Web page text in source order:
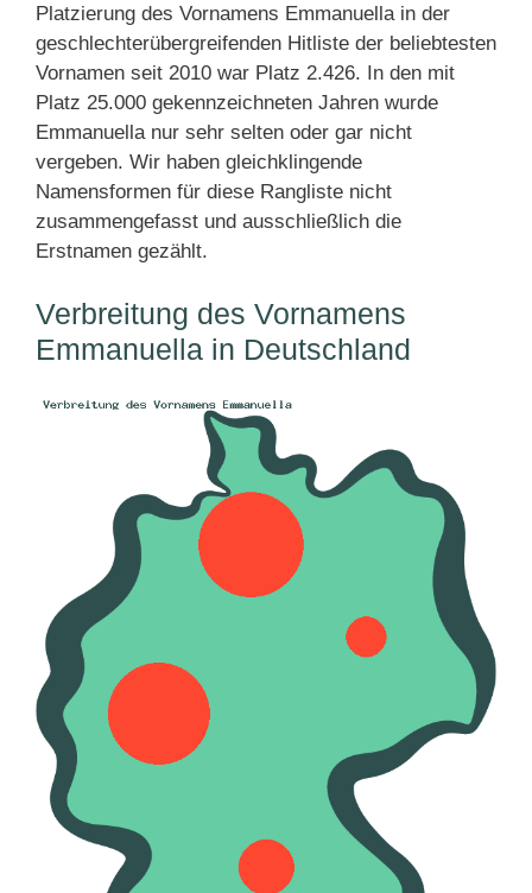
Platzierung des Vornamens Emmanuella in der
geschlechterübergreifenden Hitliste der beliebtesten
Vornamen seit 2010 war Platz 2.426. In den mit
Platz 25.000 gekennzeichneten Jahren wurde
Emmanuella nur sehr selten oder gar nicht
vergeben. Wir haben gleichklingende
Namensformen für diese Rangliste nicht
zusammengefasst und ausschließlich die
Erstnamen gezählt.
Verbreitung des Vornamens
Emmanuella in Deutschland